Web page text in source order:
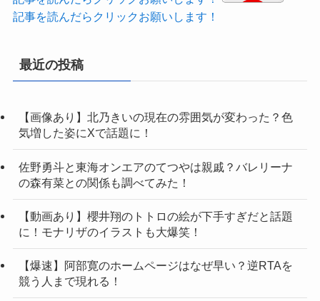
記事を読んだらクリックお願いします！
最近の投稿
【画像あり】北乃きいの現在の雰囲気が変わった？色
気増した姿にXで話題に！
佐野勇斗と東海オンエアのてつやは親戚？バレリーナ
の森有菜との関係も調べてみた！
【動画あり】櫻井翔のトトロの絵が下手すぎだと話題
に！モナリザのイラストも大爆笑！
【爆速】阿部寛のホームページはなぜ早い？逆RTAを
競う人まで現れる！